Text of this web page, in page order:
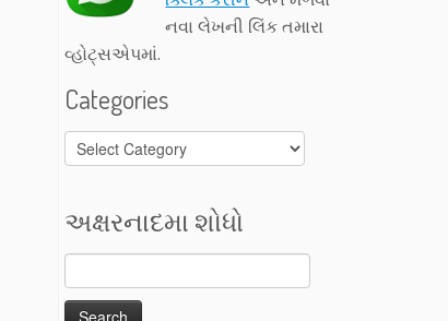
નવા લેખની લિંક તમારા
વ્હોટ્સએપમાં.
Categories
Categories
અક્ષરનાદમા શોધો